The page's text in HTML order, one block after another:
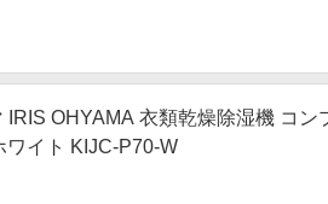
IRIS OHYAMA 衣類乾燥除湿機 コ
ワイト KIJC-P70-W